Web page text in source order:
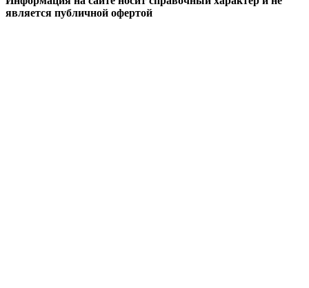
является публичной офертой